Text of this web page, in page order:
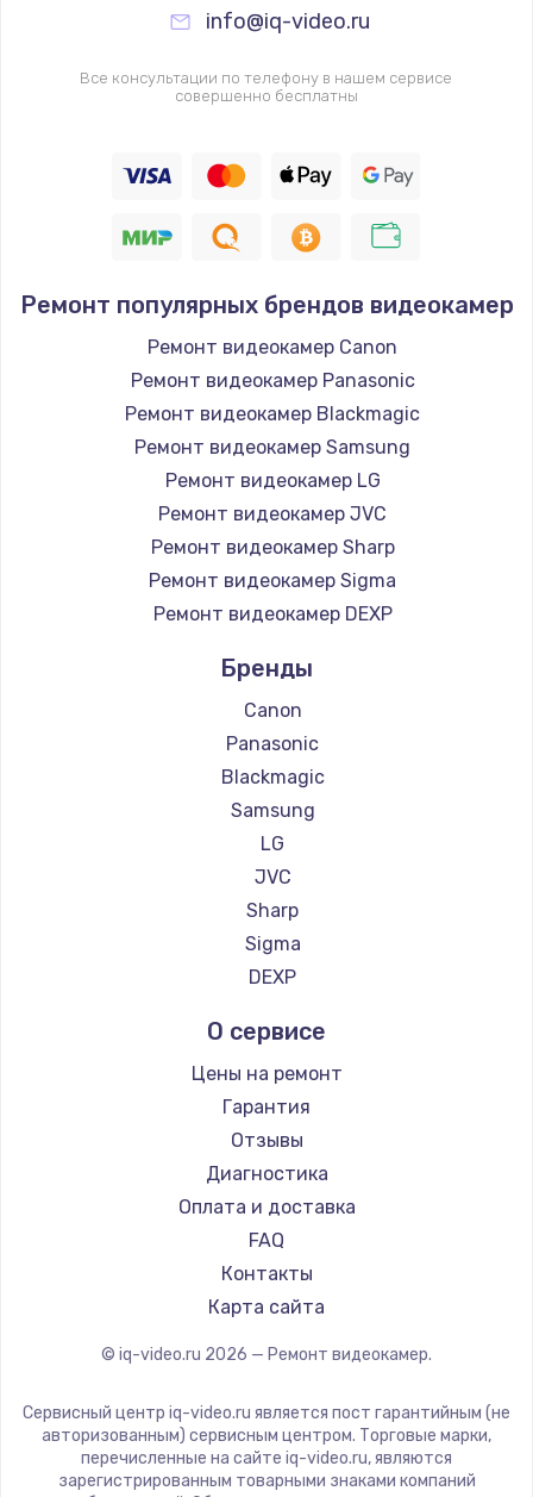
2500 руб.
750 руб.
Заказать
Установка драйверов
725 руб.
Замена вебкамеры
Заказать
Ремонт петель крышки
990 руб.
Заказать
Настройка Wi-Fi
1030 руб.
Заказать
Замена шим-контроллера
3900 руб.
Заказать
Замена HDMI
600 руб.
Заказать
info@iq-video.ru
Все консультации по телефону в нашем сервисе
совершенно бесплатны
Ремонт популярных брендов видеокамер
Ремонт видеокамер Canon
Ремонт видеокамер Panasonic
Ремонт видеокамер Blackmagic
Ремонт видеокамер Samsung
Ремонт видеокамер LG
Ремонт видеокамер JVC
Ремонт видеокамер Sharp
Ремонт видеокамер Sigma
Ремонт видеокамер DEXP
Бренды
Canon
Panasonic
Blackmagic
Samsung
LG
JVC
Sharp
Sigma
DEXP
О сервисе
Цены на ремонт
Гарантия
Отзывы
Диагностика
Оплата и доставка
FAQ
Контакты
Карта сайта
© iq-video.ru 2026 — Ремонт видеокамер.
Сервисный центр iq-video.ru является пост гарантийным (не
авторизованным) сервисным центром. Торговые марки,
перечисленные на сайте iq-video.ru, являются
зарегистрированным товарными знаками компаний